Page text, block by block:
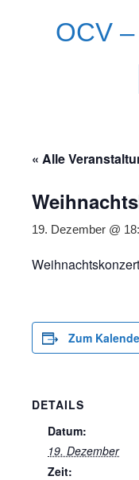
OCV
« Alle
19. Dezember @
Weihnachtskonzert
Zum
DETAILS
Datum:
19. Dezember
Zeit: